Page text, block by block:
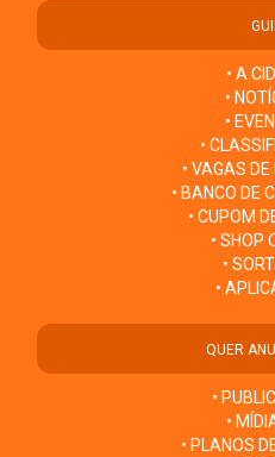
• A
•
•
•
• VAGAS
• BANCO DE
• CUPOM
• SHOP
•
•
QUER
•
•
• PLANOS